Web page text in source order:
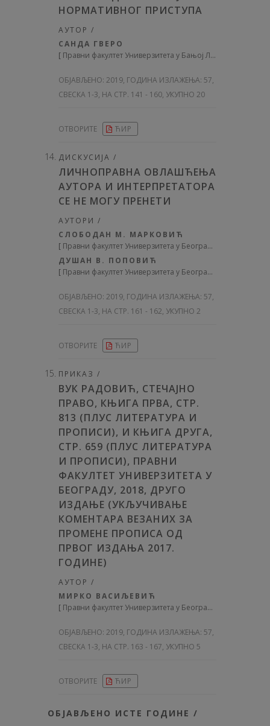
НОРМАТИВНОГ ПРИСТУПА
АУТОР /
САНДА ГВЕРО
[ Правни факултет Универзитета у Бањој Луци
ОБЈАВЉЕНО: 2019, ГОДИНА ИЗЛАЖЕЊА: 57,
СВЕСКА 1-3, НА СТР. 141 - 160, УКУПНО 20
ОТВОРИТЕ ЋИР
ДИСКУСИЈА /
ЛИЧНОПРАВНА ОВЛАШЋЕЊА
АУТОРА И ИНТЕРПРЕТАТОРА
СЕ НЕ МОГУ ПРЕНЕТИ
АУТОРИ /
СЛОБОДАН М. МАРКОВИЋ
[ Правни факултет Универзитета у Београду
ДУШАН В. ПОПОВИЋ
[ Правни факултет Универзитета у Београду
ОБЈАВЉЕНО: 2019, ГОДИНА ИЗЛАЖЕЊА: 57,
СВЕСКА 1-3, НА СТР. 161 - 162, УКУПНО 2
ОТВОРИТЕ ЋИР
ПРИКАЗ /
ВУК РАДОВИЋ, СТЕЧАЈНО
ПРАВО, КЊИГА ПРВА, СТР.
813 (ПЛУС ЛИТЕРАТУРА И
ПРОПИСИ), И КЊИГА ДРУГА,
СТР. 659 (ПЛУС ЛИТЕРАТУРА
И ПРОПИСИ), ПРАВНИ
ФАКУЛТЕТ УНИВЕРЗИТЕТА У
БЕОГРАДУ, 2018, ДРУГО
ИЗДАЊЕ (УКЉУЧИВАЊЕ
КОМЕНТАРА ВЕЗАНИХ ЗА
ПРОМЕНЕ ПРОПИСА ОД
ПРВОГ ИЗДАЊА 2017.
ГОДИНЕ)
АУТОР /
МИРКО ВАСИЉЕВИЋ
[ Правни факултет Универзитета у Београду
ОБЈАВЉЕНО: 2019, ГОДИНА ИЗЛАЖЕЊА: 57,
СВЕСКА 1-3, НА СТР. 163 - 167, УКУПНО 5
ОТВОРИТЕ ЋИР
ОБЈАВЉЕНО ИСТЕ ГОДИНЕ /